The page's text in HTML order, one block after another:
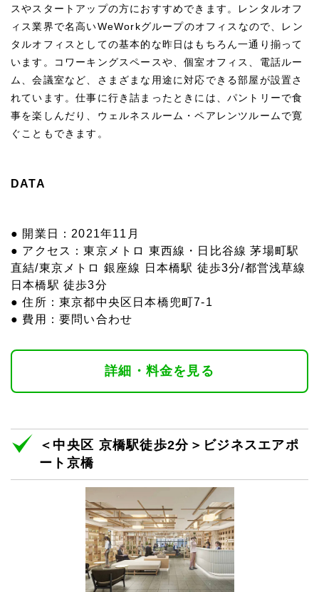
スやスタートアップの方におすすめできます。レンタルオフ
ィス業界で名高いWeWorkグループのオフィスなので、レン
タルオフィスとしての基本的な昨日はもちろん一通り揃って
います。コワーキングスペースや、個室オフィス、電話ルー
ム、会議室など、さまざまな用途に対応できる部屋が設置さ
れています。仕事に行き詰まったときには、パントリーで食
事を楽しんだり、ウェルネスルーム・ペアレンツルームで寛
ぐこともできます。
DATA
● 開業日：2021年11月
● アクセス：東京メトロ 東西線・日比谷線 茅場町駅
直結/東京メトロ 銀座線 日本橋駅 徒歩3分/都営浅草線
日本橋駅 徒歩3分
● 住所：東京都中央区日本橋兜町7-1
● 費用：要問い合わせ
詳細・料金を見る
＜中央区 京橋駅徒歩2分＞ビジネスエアポ
ート京橋